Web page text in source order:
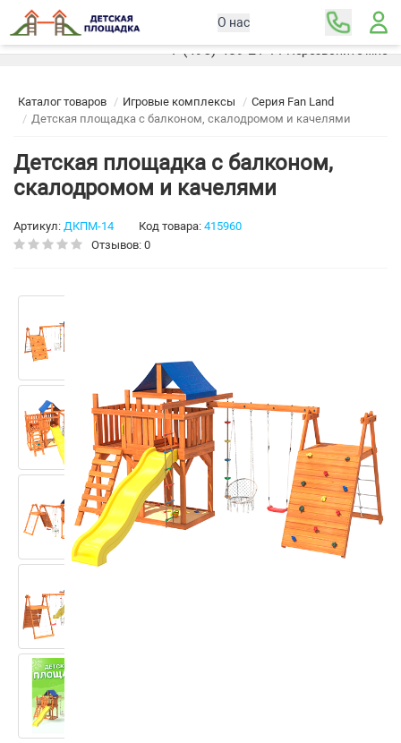
О нас
Москва
+7 (495) 489-21-11Перезвоните мне
Каталог товаров Игровые комплексы
Серия Fan Land
Детская площадка с балконом, скалодромом и качелями
Детская площадка с балконом,
скалодромом и качелями
Артикул: ДКПМ-14 Код товара: 415960
Отзывов: 0